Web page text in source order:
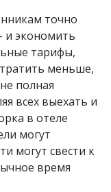
точно
и экономить
тарифы,
меньше,
полная
всех выехать и
в отеле
могут
могут свести к
время